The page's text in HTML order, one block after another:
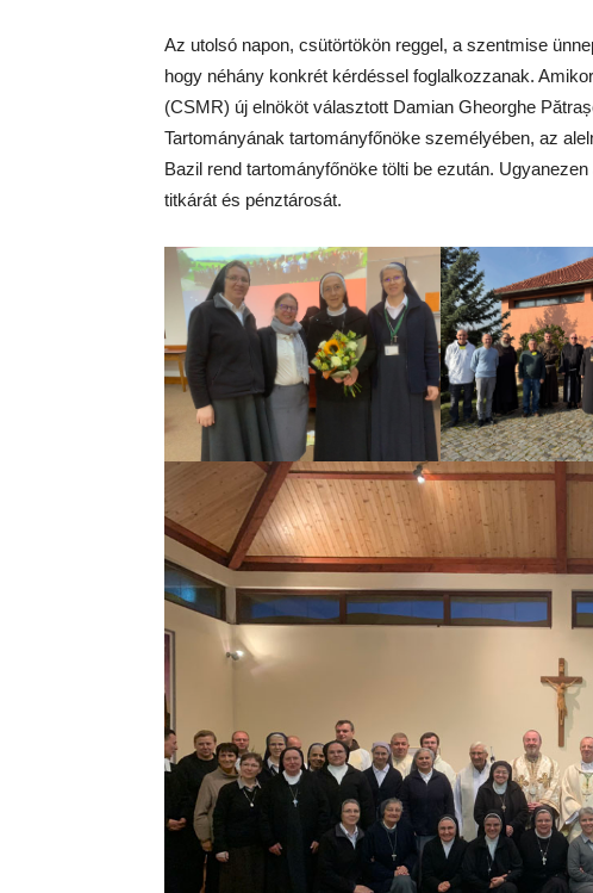
Az utolsó napon, csütörtökön reggel, a szentmise
hogy néhány konkrét kérdéssel foglalkozzanak.
(CSMR) új elnököt választott Damian Gheorghe
Tartományának tartományfőnöke személyében, az
Bazil rend tartományfőnöke tölti be ezután.
titkárát és pénztárosát.